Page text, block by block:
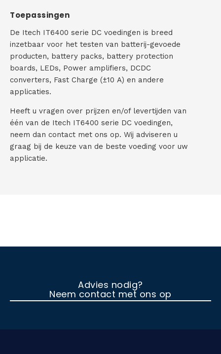
Toepassingen
De Itech IT6400 serie DC voedingen is breed
inzetbaar voor het testen van batterij-gevoede
producten, battery packs, battery protection
boards, LEDs, Power amplifiers, DCDC
converters, Fast Charge (±10 A) en andere
applicaties.
Heeft u vragen over prijzen en/of levertijden van
één van de Itech IT6400 serie DC voedingen,
neem dan contact met ons op. Wij adviseren u
graag bij de keuze van de beste voeding voor uw
applicatie.
Advies nodig?
Neem contact met ons op